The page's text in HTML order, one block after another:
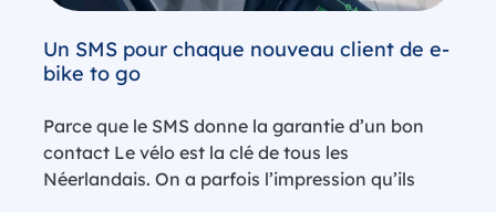
Un SMS pour chaque nouveau client de e-
bike to go
Parce que le SMS donne la garantie d’un bon
contact Le vélo est la clé de tous les
Néerlandais. On a parfois l’impression qu’ils